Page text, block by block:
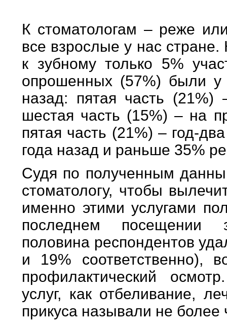
К стоматологам – реже
все взрослые у нас
к зубному только 5%
опрошенных (57%) были у
назад: пятая часть (21%)
шестая часть (15%) – на
пятая часть (21%) – год-
года назад и раньше 35%
Судя по полученным
стоматологу, чтобы
именно этими услугами
последнем посещении
половина респондентов
и 19% соответственно),
профилактический
услуг, как отбеливание,
прикуса называли не